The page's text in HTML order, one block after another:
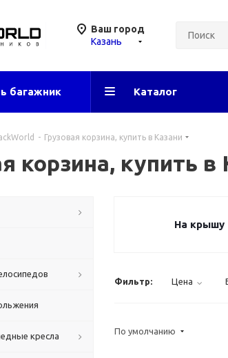
Ваш город
Казань
багажник Каталог
- Грузовая корзина, купить в Казани
корзина, купить в
На крышу
Фильтр: Цена
По умолчанию
кресла